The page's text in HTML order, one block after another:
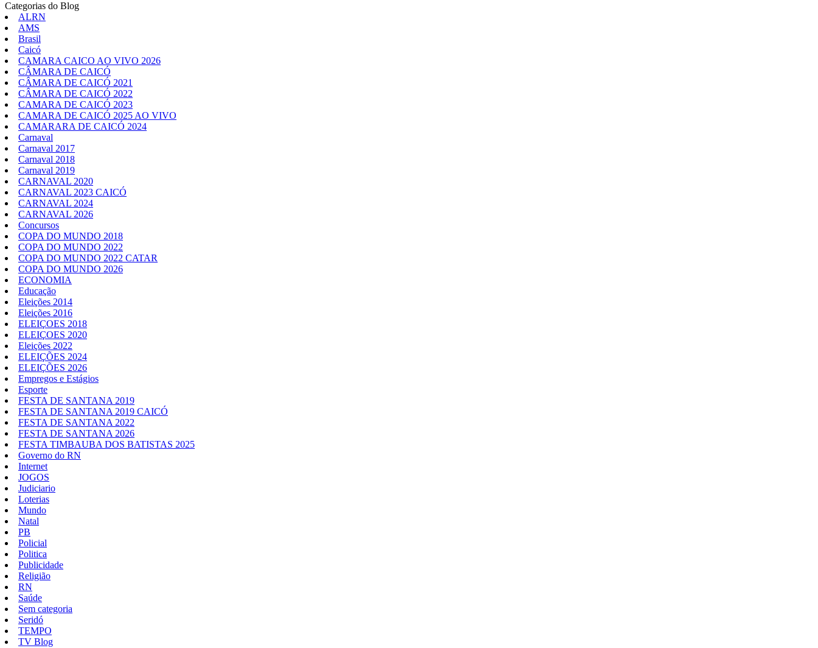
Categorias do Blog
ALRN
AMS
Brasil
Caicó
CAMARA CAICO AO VIVO 2026
CÂMARA DE CAICÓ
CÂMARA DE CAICÓ 2021
CÂMARA DE CAICÓ 2022
CAMARA DE CAICÓ 2023
CAMARA DE CAICÓ 2025 AO VIVO
CAMARARA DE CAICÓ 2024
Carnaval
Carnaval 2017
Carnaval 2018
Carnaval 2019
CARNAVAL 2020
CARNAVAL 2023 CAICÓ
CARNAVAL 2024
CARNAVAL 2026
Concursos
COPA DO MUNDO 2018
COPA DO MUNDO 2022
COPA DO MUNDO 2022 CATAR
COPA DO MUNDO 2026
ECONOMIA
Educação
Eleições 2014
Eleições 2016
ELEIÇOES 2018
ELEIÇOES 2020
Eleições 2022
ELEIÇÕES 2024
ELEIÇÕES 2026
Empregos e Estágios
Esporte
FESTA DE SANTANA 2019
FESTA DE SANTANA 2019 CAICÓ
FESTA DE SANTANA 2022
FESTA DE SANTANA 2026
FESTA TIMBAUBA DOS BATISTAS 2025
Governo do RN
Internet
JOGOS
Judiciario
Loterias
Mundo
Natal
PB
Policial
Politica
Publicidade
Religião
RN
Saúde
Sem categoria
Seridó
TEMPO
TV Blog